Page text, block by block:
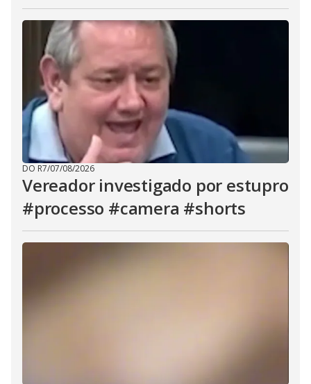
DO R7/07/08/2026
Vereador investigado por estupro
#processo #camera #shorts